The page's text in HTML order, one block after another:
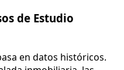
de Estudio
en datos históricos.